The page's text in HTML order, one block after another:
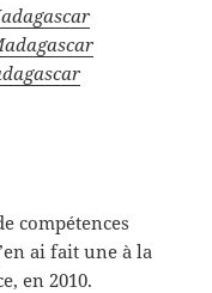
compétences
ai fait une à la
en 2010.